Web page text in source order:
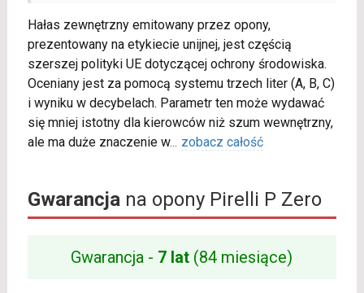
Hałas zewnętrzny emitowany przez opony,
prezentowany na etykiecie unijnej, jest częścią
szerszej polityki UE dotyczącej ochrony środowiska.
Oceniany jest za pomocą systemu trzech liter (A, B, C)
i wyniku w decybelach. Parametr ten może wydawać
się mniej istotny dla kierowców niż szum wewnętrzny,
ale ma duże znaczenie w... zobacz całość
Gwarancjana opony Pirelli P Zero
Gwarancja - 7 lat (84 miesiące)